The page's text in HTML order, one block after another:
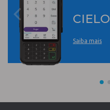
CIELO
Saiba mais